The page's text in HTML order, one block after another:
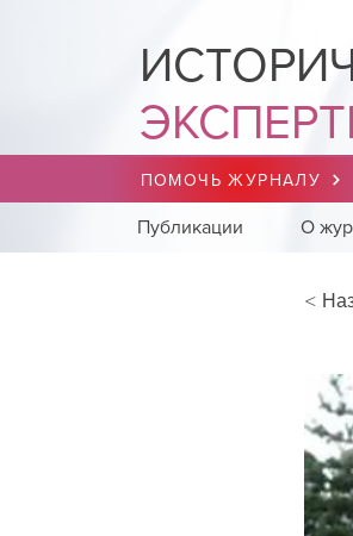
ПОМОЧЬ ЖУРНАЛУ
Публикации О
<